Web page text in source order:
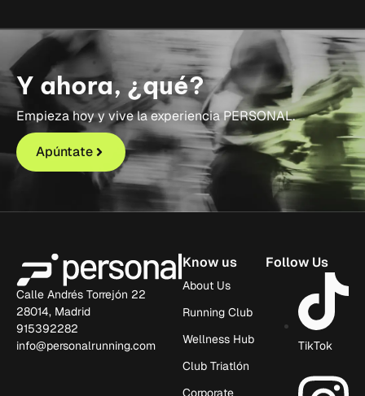
Y ahora, ¿qué?
Empieza hoy y vive la experiencia PERSONAL.
Apúntate
Calle Andrés Torrejón 22
28014, Madrid
915392282
info@personalrunning.com
Know us
About Us
Running Club
Wellness Hub
Club Triatlón
Corporate
Follow Us
TikTok